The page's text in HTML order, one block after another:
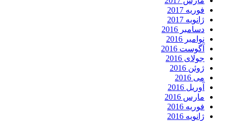
فوریه 2017
ژانویه 2017
دسامبر 2016
نوامبر 2016
آگوست 2016
جولای 2016
ژوئن 2016
می 2016
آوریل 2016
مارس 2016
فوریه 2016
ژانویه 2016